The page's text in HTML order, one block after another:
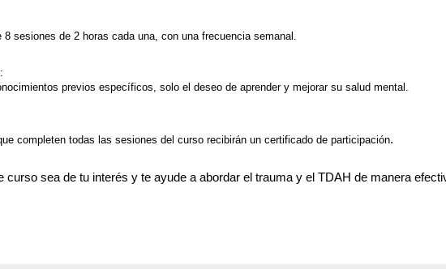
8 sesiones de 2 horas cada una, con una frecuencia semanal.
previos específicos, solo el deseo de aprender y mejorar su salud mental.
completen todas las sesiones del curso recibirán un certificado de participación.
curso sea de tu interés y te ayude a abordar el trauma y el TDAH de manera